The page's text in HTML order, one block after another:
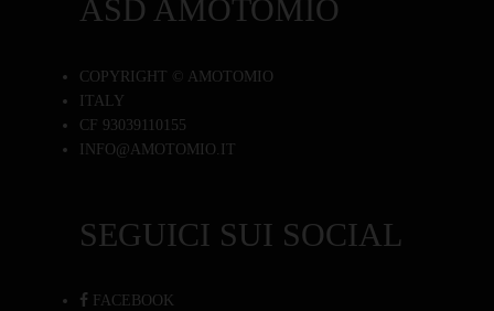
ASD AMOTOMIO
COPYRIGHT © AMOTOMIO
ITALY
CF 93039110155
INFO@AMOTOMIO.IT
SEGUICI SUI SOCIAL
FACEBOOK